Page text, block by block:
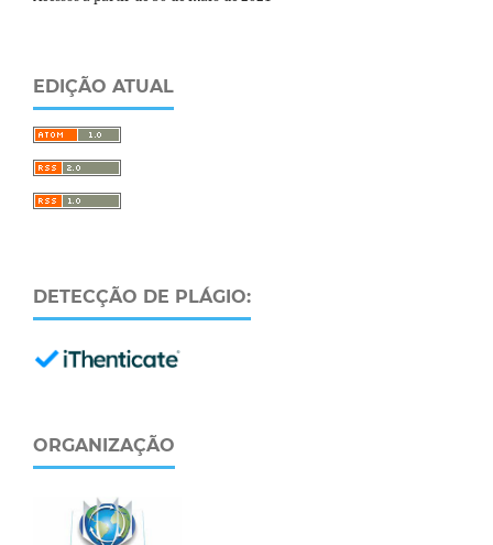
EDIÇÃO ATUAL
DETECÇÃO DE PLÁGIO:
ORGANIZAÇÃO